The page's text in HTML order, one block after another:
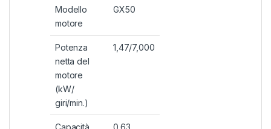
Modello
motore
GX50
Potenza
netta del
motore
(kW/
giri/min.)
1,47/7,000